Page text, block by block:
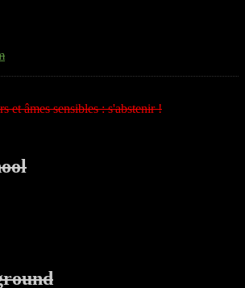
et âmes sensibles : s'abstenir !